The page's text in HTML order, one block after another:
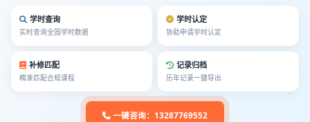
学时查询
实时查询全国学时数据
学时认定
协助申请学时认定
补修匹配
精准匹配合规课程
记录归档
历年记录一键导出
一键咨询：13287769552